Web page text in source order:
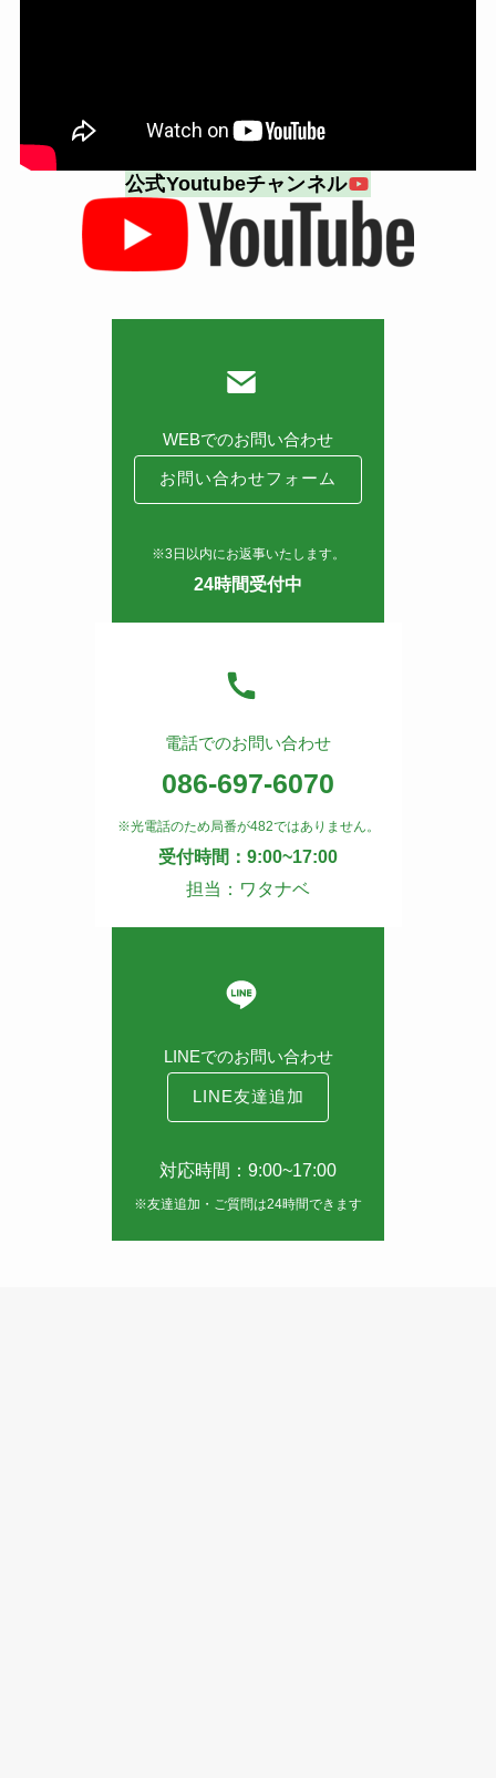
公式Youtubeチャンネル
WEBでのお問い合わせ
お問い合わせフォーム
※3日以内にお返事いたします。
24時間受付中
電話でのお問い合わせ
086-697-6070
※光電話のため局番が482ではありません。
受付時間：9:00~17:00
担当：ワタナベ
LINEでのお問い合わせ
LINE友達追加
対応時間：9:00~17:00
※友達追加・ご質問は24時間できます